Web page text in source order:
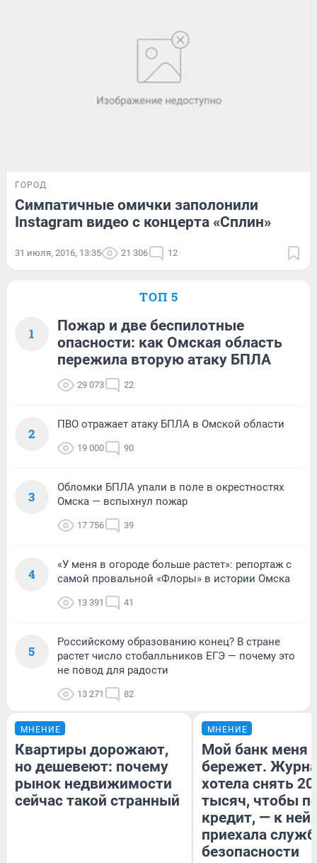
ГОРОД
Симпатичные омички заполонили
Instagram видео с концерта «Сплин»
31 июля, 2016, 13:35 21 306 12
ТОП 5
1
Пожар и две беспилотные
опасности: как Омская область
пережила вторую атаку БПЛА
29 073 22
2
ПВО отражает атаку БПЛА в Омской области
19 000 90
3
Обломки БПЛА упали в поле в окрестностях
Омска — вспыхнул пожар
17 756 39
4
«У меня в огороде больше растет»: репортаж с
самой провальной «Флоры» в истории Омска
13 391 41
5
Российскому образованию конец? В стране
растет число стобалльников ЕГЭ — почему это
не повод для радости
13 271 82
МНЕНИЕ
Квартиры дорожают,
но дешевеют: почему
рынок недвижимости
сейчас такой странный
МНЕНИЕ
Мой банк меня
бережет.
хотела снять
тысяч, чтобы
кредит, — к
приехала
безопасности